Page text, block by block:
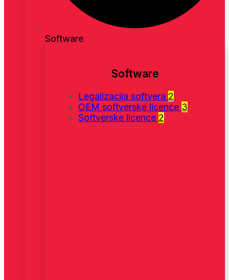
Software
Software
Legalizacija softvera 2
OEM softverske licence 3
Softverske licence 2